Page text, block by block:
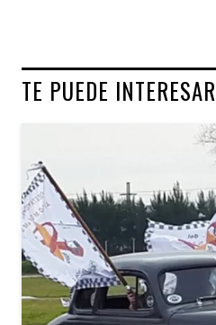
TE PUEDE INTERESAR